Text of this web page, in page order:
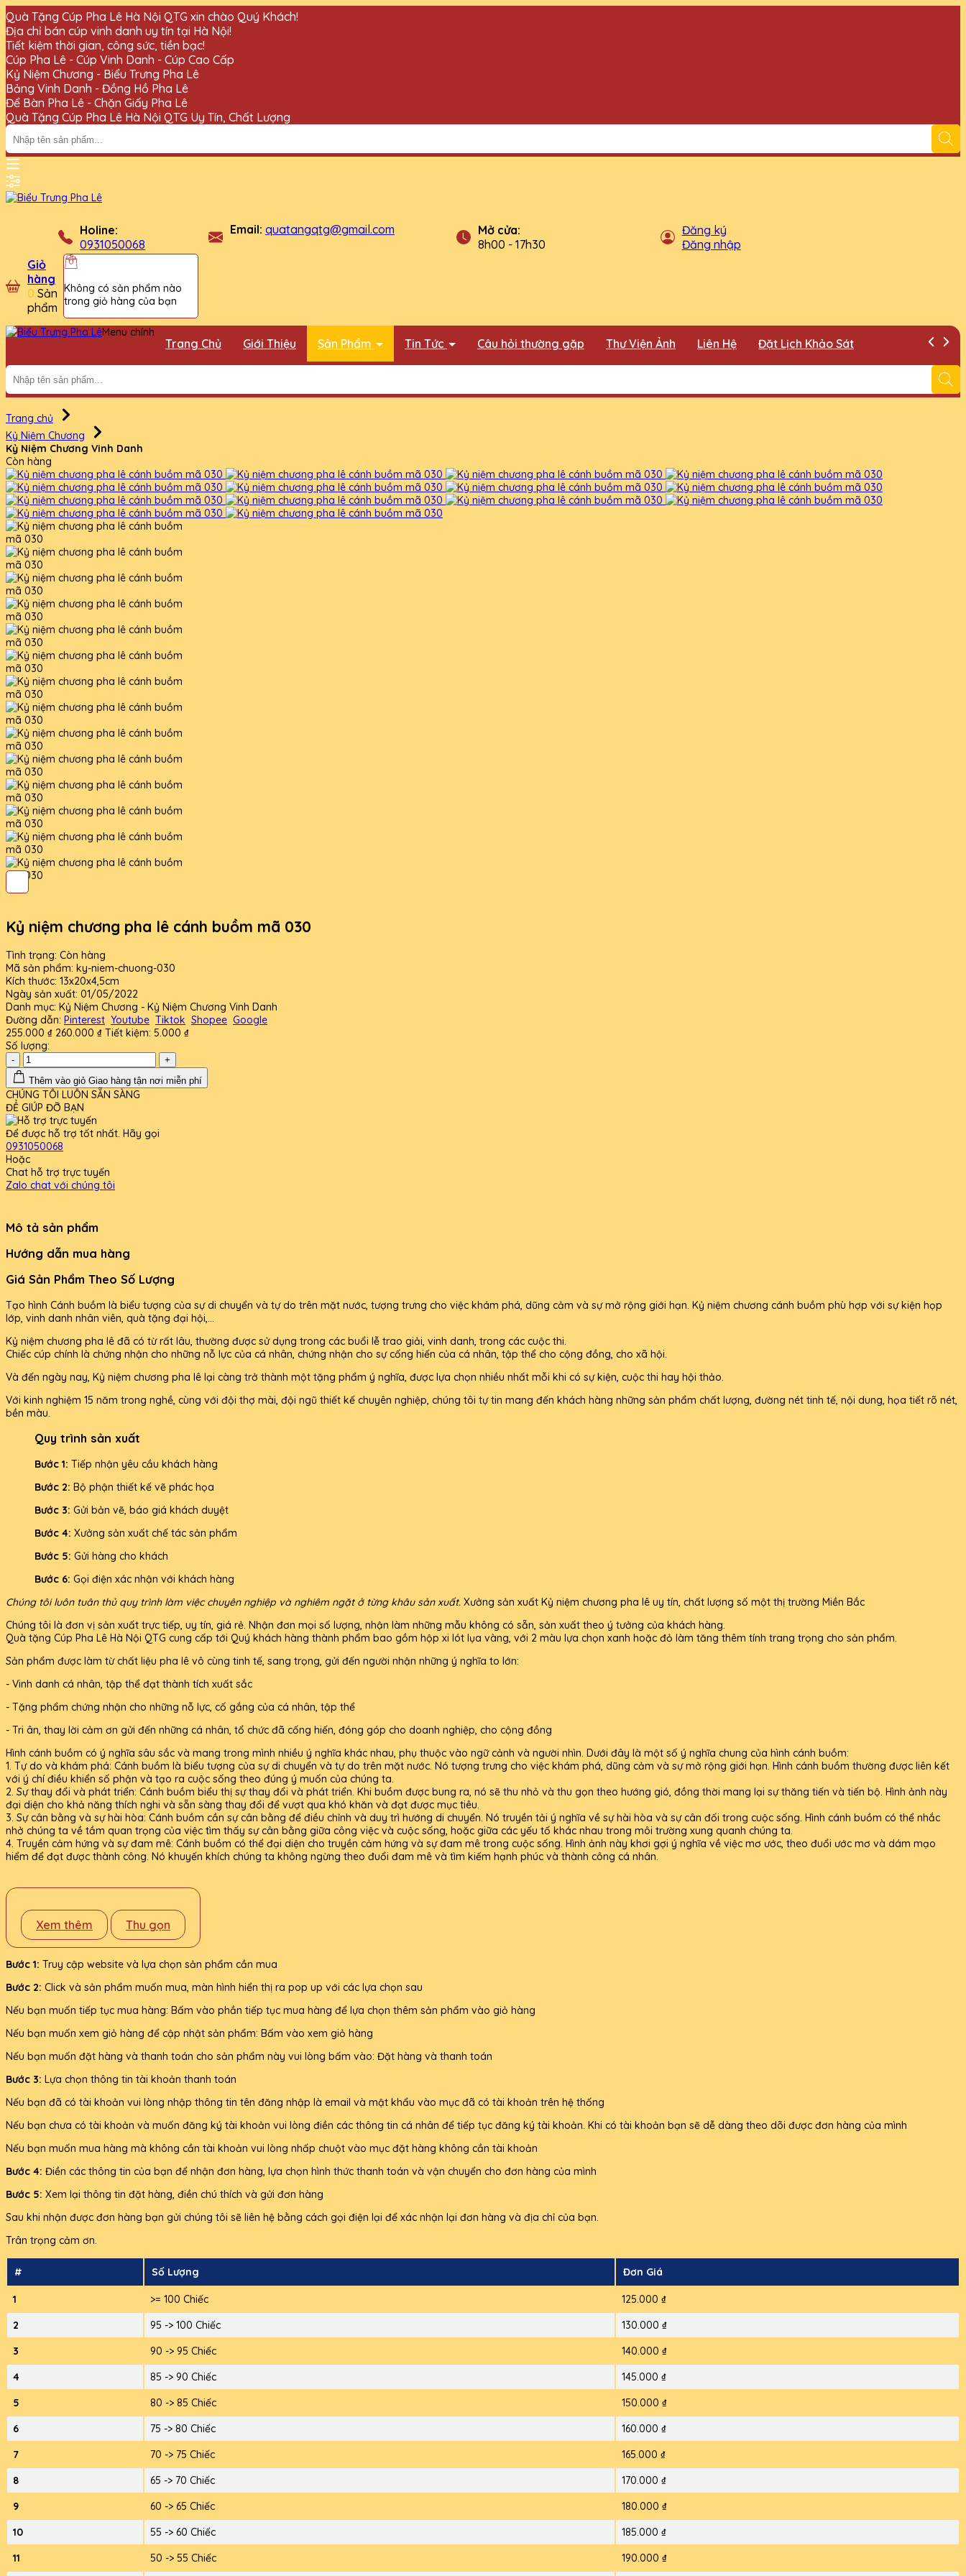
Quà Tặng Cúp Pha Lê Hà Nội QTG xin chào Quý Khách!
Địa chỉ bán cúp vinh danh uy tín tại Hà Nội!
Tiết kiệm thời gian, công sức, tiền bạc!
Cúp Pha Lê - Cúp Vinh Danh - Cúp Cao Cấp
Kỷ Niệm Chương - Biểu Trưng Pha Lê
Bảng Vinh Danh - Đồng Hồ Pha Lê
Để Bàn Pha Lê - Chặn Giấy Pha Lê
Quà Tặng Cúp Pha Lê Hà Nội QTG Uy Tín, Chất Lượng
Holine:
0931050068
Email: quatangqtg@gmail.com
Mở cửa:
8h00 - 17h30
Đăng ký
Đăng nhập
Giỏ
hàng
0 Sản
phẩm
Không có sản phẩm nào
trong giỏ hàng của bạn
Menu chính
Trang Chủ Giới Thiệu Sản Phẩm Tin Tức Câu hỏi thường gặp Thư Viện Ảnh Liên Hệ Đặt Lịch Khảo Sát
Trang chủ
Kỷ Niệm Chương
Kỷ Niệm Chương Vinh Danh
Còn hàng
Kỷ niệm chương pha lê cánh buồm mã 030
Tình trạng: Còn hàng
Mã sản phẩm: ky-niem-chuong-030
Kích thước: 13x20x4,5cm
Ngày sản xuất: 01/05/2022
Danh mục: Kỷ Niệm Chương - Kỷ Niệm Chương Vinh Danh
Đường dẫn: Pinterest Youtube Tiktok Shopee Google
255.000 ₫ 260.000 ₫ Tiết kiệm: 5.000 ₫
Số lượng:
-
+
Thêm vào giỏ Giao hàng tận nơi miễn phí
CHÚNG TÔI LUÔN SẴN SÀNG
ĐỂ GIÚP ĐỠ BẠN
Để được hỗ trợ tốt nhất. Hãy gọi
0931050068
Hoặc
Chat hỗ trợ trực tuyến
Zalo chat với chúng tôi
Mô tả sản phẩm
Hướng dẫn mua hàng
Giá Sản Phẩm Theo Số Lượng
Tạo hình Cánh buồm là biểu tượng của sự di chuyển và tự do trên mặt nước, tượng trưng cho việc khám phá, dũng cảm và sự mở rộng giới hạn. Kỷ niệm chương cánh buồm phù hợp với sự kiện họp
lớp, vinh danh nhân viên, quà tặng đại hội,...
Kỷ niệm chương pha lê đã có từ rất lâu, thường được sử dụng trong các buổi lễ trao giải, vinh danh, trong các cuộc thi.
Chiếc cúp chính là chứng nhận cho những nỗ lực của cá nhân, chứng nhận cho sự cống hiến của cá nhân, tập thể cho cộng đồng, cho xã hội.
Và đến ngày nay, Kỷ niệm chương pha lê lại càng trở thành một tặng phẩm ý nghĩa, được lựa chọn nhiều nhất mỗi khi có sự kiện, cuộc thi hay hội thảo.
Với kinh nghiệm 15 năm trong nghề, cùng với đội thợ mài, đội ngũ thiết kế chuyên nghiệp, chúng tôi tự tin mang đến khách hàng những sản phẩm chất lượng, đường nét tinh tế, nội dung, họa tiết rõ nét,
bền màu.
Quy trình sản xuất
Bước 1: Tiếp nhận yêu cầu khách hàng
Bước 2: Bộ phận thiết kế vẽ phác họa
Bước 3: Gửi bản vẽ, báo giá khách duyệt
Bước 4: Xưởng sản xuất chế tác sản phẩm
Bước 5: Gửi hàng cho khách
Bước 6: Gọi điện xác nhận với khách hàng
Chúng tôi luôn tuân thủ quy trình làm việc chuyên nghiệp và nghiêm ngặt ở từng khâu sản xuất. Xưởng sản xuất Kỷ niệm chương pha lê uy tín, chất lượng số một thị trường Miền Bắc
Chúng tôi là đơn vị sản xuất trực tiếp, uy tín, giá rẻ. Nhận đơn mọi số lượng, nhận làm những mẫu không có sẵn, sản xuất theo ý tưởng của khách hàng.
Quà tặng Cúp Pha Lê Hà Nội QTG cung cấp tới Quý khách hàng thành phẩm bao gồm hộp xi lót lụa vàng, với 2 màu lựa chọn xanh hoặc đỏ làm tăng thêm tính trang trọng cho sản phẩm.
Sản phẩm được làm từ chất liệu pha lê vô cùng tinh tế, sang trọng, gửi đến người nhận những ý nghĩa to lớn:
- Vinh danh cá nhân, tập thể đạt thành tích xuất sắc
- Tặng phẩm chứng nhận cho những nỗ lực, cố gắng của cá nhân, tập thể
- Tri ân, thay lời cảm ơn gửi đến những cá nhân, tổ chức đã cống hiến, đóng góp cho doanh nghiệp, cho cộng đồng
Hình cánh buồm có ý nghĩa sâu sắc và mang trong mình nhiều ý nghĩa khác nhau, phụ thuộc vào ngữ cảnh và người nhìn. Dưới đây là một số ý nghĩa chung của hình cánh buồm:
1. Tự do và khám phá: Cánh buồm là biểu tượng của sự di chuyển và tự do trên mặt nước. Nó tượng trưng cho việc khám phá, dũng cảm và sự mở rộng giới hạn. Hình cánh buồm thường được liên kết
với ý chí điều khiển số phận và tạo ra cuộc sống theo đúng ý muốn của chúng ta.
2. Sự thay đổi và phát triển: Cánh buồm biểu thị sự thay đổi và phát triển. Khi buồm được bung ra, nó sẽ thu nhỏ và thu gọn theo hướng gió, đồng thời mang lại sự thăng tiến và tiến bộ. Hình ảnh này
đại diện cho khả năng thích nghi và sẵn sàng thay đổi để vượt qua khó khăn và đạt được mục tiêu.
3. Sự cân bằng và sự hài hòa: Cánh buồm cần sự cân bằng để điều chỉnh và duy trì hướng di chuyển. Nó truyền tải ý nghĩa về sự hài hòa và sự cân đối trong cuộc sống. Hình cánh buồm có thể nhắc
nhở chúng ta về tầm quan trọng của việc tìm thấy sự cân bằng giữa công việc và cuộc sống, hoặc giữa các yếu tố khác nhau trong môi trường xung quanh chúng ta.
4. Truyền cảm hứng và sự đam mê: Cánh buồm có thể đại diện cho truyền cảm hứng và sự đam mê trong cuộc sống. Hình ảnh này khơi gợi ý nghĩa về việc mơ ước, theo đuổi ước mơ và dám mạo
hiểm để đạt được thành công. Nó khuyến khích chúng ta không ngừng theo đuổi đam mê và tìm kiếm hạnh phúc và thành công cá nhân.
Xem thêm Thu gọn
Bước 1: Truy cập website và lựa chọn sản phẩm cần mua
Bước 2: Click và sản phẩm muốn mua, màn hình hiển thị ra pop up với các lựa chọn sau
Nếu bạn muốn tiếp tục mua hàng: Bấm vào phần tiếp tục mua hàng để lựa chọn thêm sản phẩm vào giỏ hàng
Nếu bạn muốn xem giỏ hàng để cập nhật sản phẩm: Bấm vào xem giỏ hàng
Nếu bạn muốn đặt hàng và thanh toán cho sản phẩm này vui lòng bấm vào: Đặt hàng và thanh toán
Bước 3: Lựa chọn thông tin tài khoản thanh toán
Nếu bạn đã có tài khoản vui lòng nhập thông tin tên đăng nhập là email và mật khẩu vào mục đã có tài khoản trên hệ thống
Nếu bạn chưa có tài khoản và muốn đăng ký tài khoản vui lòng điền các thông tin cá nhân để tiếp tục đăng ký tài khoản. Khi có tài khoản bạn sẽ dễ dàng theo dõi được đơn hàng của mình
Nếu bạn muốn mua hàng mà không cần tài khoản vui lòng nhấp chuột vào mục đặt hàng không cần tài khoản
Bước 4: Điền các thông tin của bạn để nhận đơn hàng, lựa chọn hình thức thanh toán và vận chuyển cho đơn hàng của mình
Bước 5: Xem lại thông tin đặt hàng, điền chú thích và gửi đơn hàng
Sau khi nhận được đơn hàng bạn gửi chúng tôi sẽ liên hệ bằng cách gọi điện lại để xác nhận lại đơn hàng và địa chỉ của bạn.
Trân trọng cảm ơn.
# Số Lượng Đơn Giá
1 >= 100 Chiếc
125.000 ₫
2
95 -> 100 Chiếc
130.000 ₫
3
90 -> 95 Chiếc
140.000 ₫
4
85 -> 90 Chiếc
145.000 ₫
5
80 -> 85 Chiếc
150.000 ₫
6
75 -> 80 Chiếc
160.000 ₫
7
70 -> 75 Chiếc
165.000 ₫
8
65 -> 70 Chiếc
170.000 ₫
9
60 -> 65 Chiếc
180.000 ₫
10
55 -> 60 Chiếc
185.000 ₫
11
50 -> 55 Chiếc 190.000 ₫